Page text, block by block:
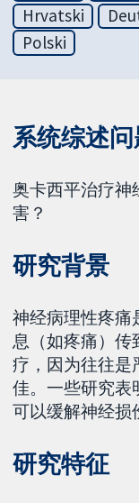
Hrvatski
Polski
系统综述
奥卡西平治疗神
害？
研究背景
神经病理性疼痛
息（如疼痛）传
疗，因为往往是
佳。一些研究表
可以缓解神经损
研究特征